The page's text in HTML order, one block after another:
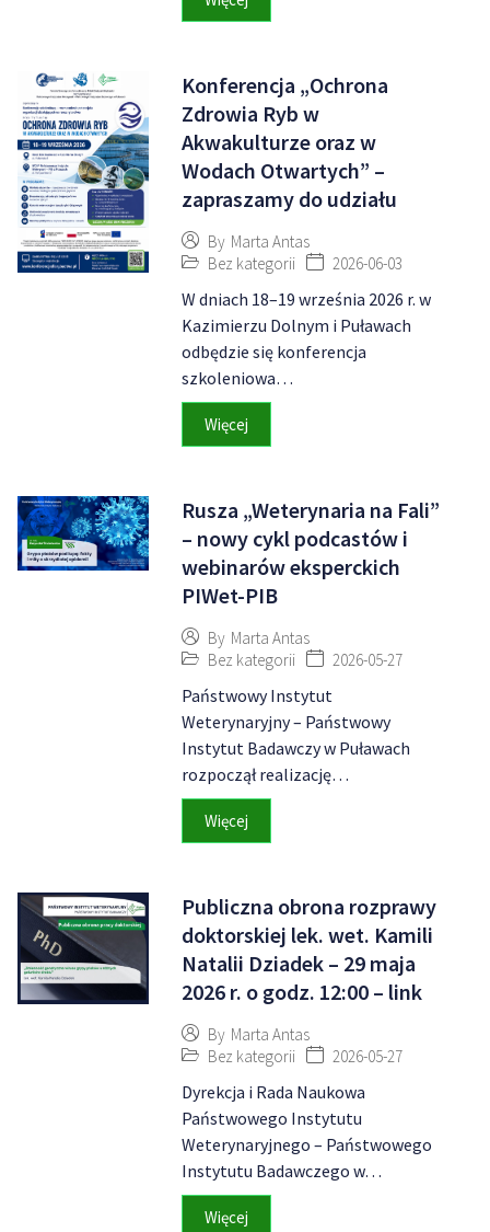
Konferencja „Ochrona
Zdrowia Ryb w
Akwakulturze oraz w
Wodach Otwartych” –
zapraszamy do udziału
By Marta Antas
Bez kategorii
2026-06-03
W dniach 18–19 września 2026 r. w
Kazimierzu Dolnym i Puławach
odbędzie się konferencja
szkoleniowa…
Więcej
Rusza „Weterynaria na Fali”
– nowy cykl podcastów i
webinarów eksperckich
PIWet-PIB
By Marta Antas
Bez kategorii
2026-05-27
Państwowy Instytut
Weterynaryjny – Państwowy
Instytut Badawczy w Puławach
rozpoczął realizację…
Więcej
Publiczna obrona rozprawy
doktorskiej lek. wet. Kamili
Natalii Dziadek – 29 maja
2026 r. o godz. 12:00 – link
By Marta Antas
Bez kategorii
2026-05-27
Dyrekcja i Rada Naukowa
Państwowego Instytutu
Weterynaryjnego – Państwowego
Instytutu Badawczego w…
Więcej